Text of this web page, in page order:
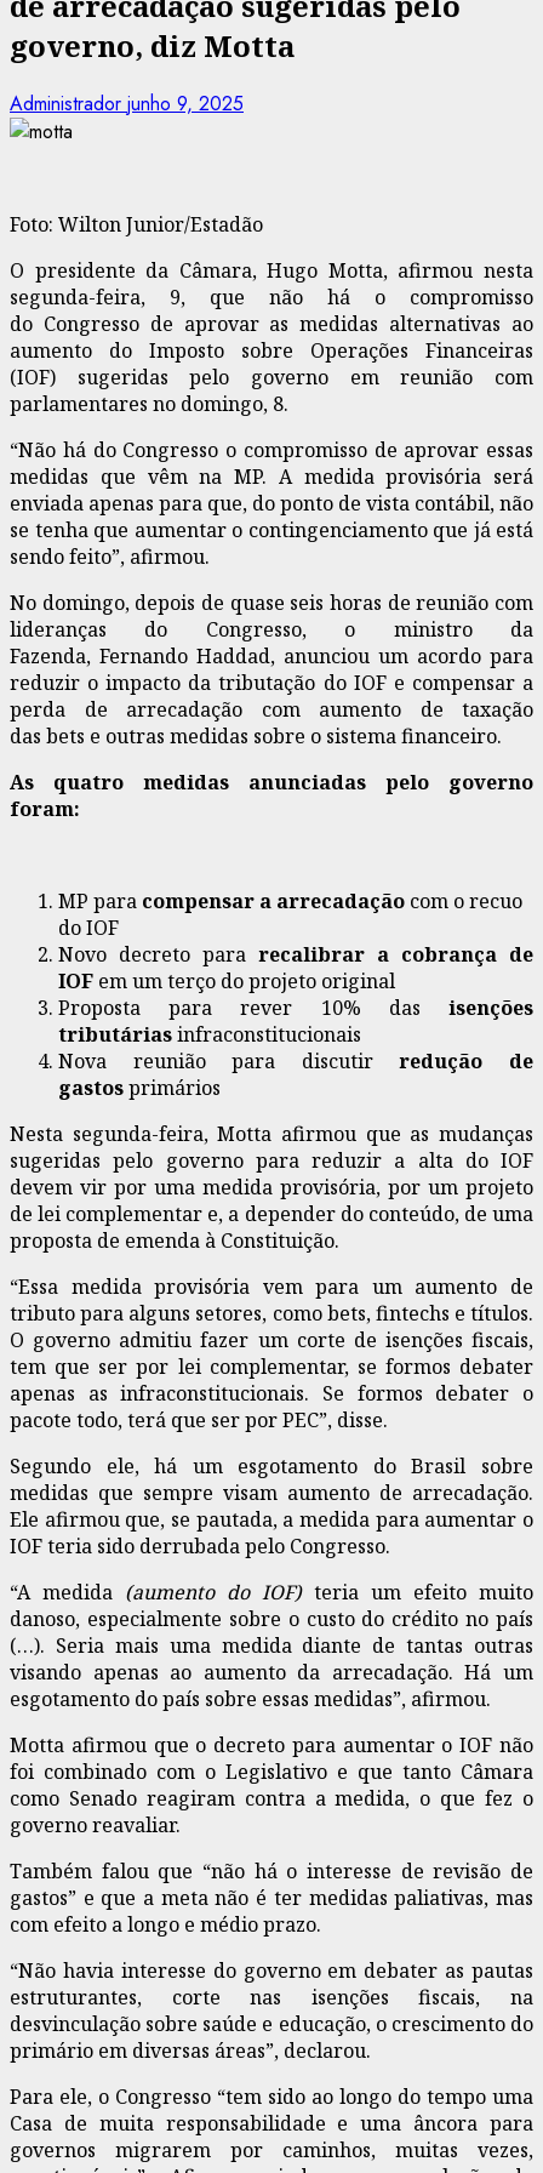
governo, diz Motta
Administrador junho 9, 2025
Foto: Wilton Junior/Estadão
O presidente da Câmara, Hugo Motta, afirmou nesta
segunda-feira, 9, que não há o compromisso
do Congresso de aprovar as medidas alternativas ao
aumento do Imposto sobre Operações Financeiras
(IOF) sugeridas pelo governo em reunião com
parlamentares no domingo, 8.
“Não há do Congresso o compromisso de aprovar essas
medidas que vêm na MP. A medida provisória será
enviada apenas para que, do ponto de vista contábil, não
se tenha que aumentar o contingenciamento que já está
sendo feito”, afirmou.
No domingo, depois de quase seis horas de reunião com
lideranças do Congresso, o ministro da
Fazenda, Fernando Haddad, anunciou um acordo para
reduzir o impacto da tributação do IOF e compensar a
perda de arrecadação com aumento de taxação
das bets e outras medidas sobre o sistema financeiro.
As quatro medidas anunciadas pelo governo
foram:
MP para compensar a arrecadação com o recuo
do IOF
Novo decreto para recalibrar a cobrança de
IOF em um terço do projeto original
Proposta para rever 10% das isenções
tributáriasinfraconstitucionais
Nova reunião para discutirredução de
gastosprimários
Nesta segunda-feira, Motta afirmou que as mudanças
sugeridas pelo governo para reduzir a alta do IOF
devem vir por uma medida provisória, por um projeto
de lei complementar e, a depender do conteúdo, de uma
proposta de emenda à Constituição.
“Essa medida provisória vem para um aumento de
tributo para alguns setores, como bets, fintechs e títulos.
O governo admitiu fazer um corte de isenções fiscais,
tem que ser por lei complementar, se formos debater
apenas as infraconstitucionais. Se formos debater o
pacote todo, terá que ser por PEC”, disse.
Segundo ele, há um esgotamento do Brasil sobre
medidas que sempre visam aumento de arrecadação.
Ele afirmou que, se pautada, a medida para aumentar o
IOF teria sido derrubada pelo Congresso.
“A medida (aumento do IOF)teria um efeito muito
danoso, especialmente sobre o custo do crédito no país
(…). Seria mais uma medida diante de tantas outras
visando apenas ao aumento da arrecadação. Há um
esgotamento do país sobre essas medidas”, afirmou.
Motta afirmou que o decreto para aumentar o IOF não
foi combinado com o Legislativo e que tanto Câmara
como Senado reagiram contra a medida, o que fez o
governo reavaliar.
Também falou que “não há o interesse de revisão de
gastos” e que a meta não é ter medidas paliativas, mas
com efeito a longo e médio prazo.
“Não havia interesse do governo em debater as pautas
estruturantes, corte nas isenções fiscais, na
desvinculação sobre saúde e educação, o crescimento do
primário em diversas áreas”, declarou.
Para ele, o Congresso “tem sido ao longo do tempo uma
Casa de muita responsabilidade e uma âncora para
governos migrarem por caminhos, muitas vezes,